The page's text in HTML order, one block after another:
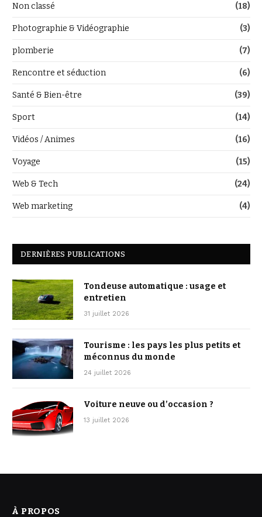
Non classé (18)
Photographie & Vidéographie (3)
plomberie (7)
Rencontre et séduction (6)
Santé & Bien-être (39)
Sport (14)
Vidéos / Animes (16)
Voyage (15)
Web & Tech (24)
Web marketing (4)
DERNIÈRES PUBLICATIONS
Tondeuse automatique : usage et
entretien
31 juillet 2026
Tourisme : les pays les plus petits et
méconnus du monde
24 juillet 2026
Voiture neuve ou d’occasion ?
13 juillet 2026
À PROPOS